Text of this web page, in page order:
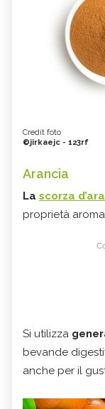
Credit foto
©jirkaejc - 123rf
Arancia
La scorza
proprietà
Si utilizza
bevande
anche per il